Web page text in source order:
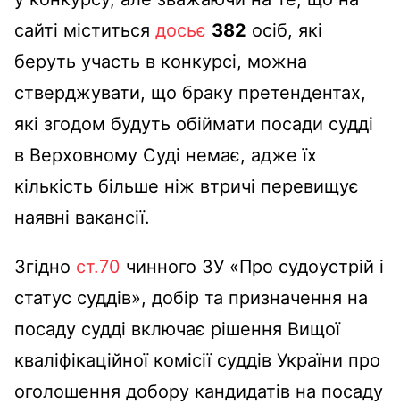
сайті міститься досьє 382 осіб, які
беруть участь в конкурсі, можна
стверджувати, що браку претендентах,
які згодом будуть обіймати посади судді
в Верховному Суді немає, адже їх
кількість більше ніж втричі перевищує
наявні вакансії.
Згідно ст.70 чинного ЗУ «Про судоустрій і
статус суддів», добір та призначення на
посаду судді включає рішення Вищої
кваліфікаційної комісії суддів України про
оголошення добору кандидатів на посаду